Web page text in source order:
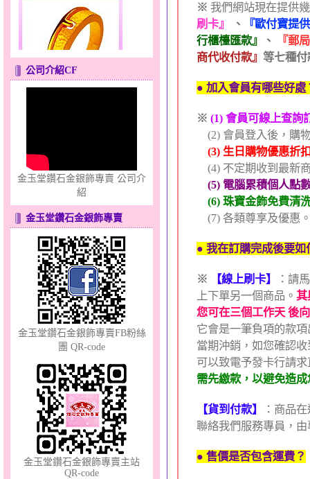
幸福洋溢～金銀鋼套鍊
公司介紹CF
金玉堂鑽石金銀飾專賣 公司介
紹
金玉堂鑽石金銀飾專賣
金玉堂鑽石金銀飾專賣FB粉絲
團 QR-code
金玉堂鑽石金銀飾專賣主站
QR-code
※ 我們網站現在提供
刷卡』
、
『歐付寶提
行櫃檯匯款』
、
『郵
商代收付款』 等七種
● 加入會員有哪些好處
※ (1) 會員可線上查詢
(2) 會員登入後，購
(3) 生日購物優惠折
(4) 不定期收到最新
(5) 電腦累積個人點
(6) 珠寶金飾免費清
(7) 各類尊享及優惠
● 我在訂購完成後要
※ 【線上刷卡】
：請
上下單另一個商品。 其
您可在三個工作天 後
它會是一筆負項的款
當期沖銷，如您確認
可以致電予發卡行請
需先繳款，以避免造
【貨到付款】
：商品
聯絡我們服務專員，
● 售價是否包含運費？